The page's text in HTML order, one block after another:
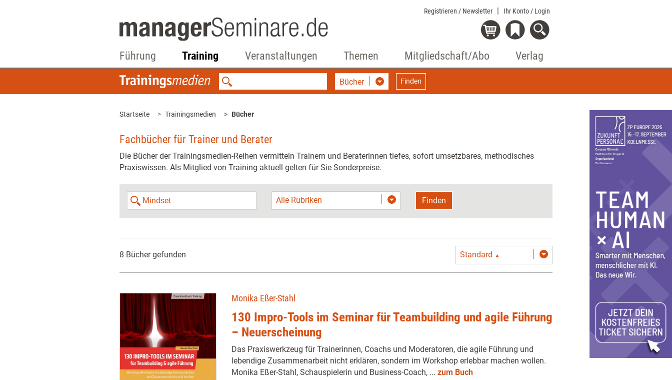
Registrieren / Newsletter Ihr Konto / Login
Führung Training Veranstaltungen Themen Mitgliedschaft/Abo Verlag
Bücher Finden
Startseite Trainingsmedien Bücher
Fachbücher für Trainer und Berater
Die Bücher der Trainingsmedien-Reihen vermitteln Trainern und Beraterinnen tiefes, sofort umsetzbares, methodisches
Praxiswissen. Als Mitglied von Training aktuell gelten für Sie Sonderpreise.
Alle Rubriken Finden
8 Bücher gefunden Standard ▲
Monika Eßer-Stahl
130 Impro-Tools im Seminar für Teambuilding und agile Führung
– Neuerscheinung
Das Praxiswerkzeug für Trainerinnen, Coachs und Moderatoren, die agile Führung und
lebendige Zusammenarbeit nicht erklären, sondern im Workshop erlebbar machen wollen.
Monika Eßer-Stahl, Schauspielerin und Business-Coach, ... zum Buch